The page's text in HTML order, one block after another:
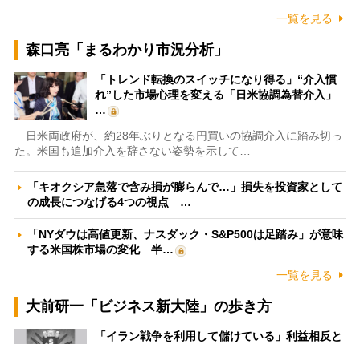
一覧を見る
森口亮「まるわかり市況分析」
「トレンド転換のスイッチになり得る」“介入慣
れ”した市場心理を変える「日米協調為替介入」
…
日米両政府が、約28年ぶりとなる円買いの協調介入に踏み切っ
た。米国も追加介入を辞さない姿勢を示して…
「キオクシア急落で含み損が膨らんで…」損失を投資家として
の成長につなげる4つの視点 …
「NYダウは高値更新、ナスダック・S&P500は足踏み」が意味
する米国株市場の変化 半…
一覧を見る
大前研一「ビジネス新大陸」の歩き方
「イラン戦争を利用して儲けている」利益相反と